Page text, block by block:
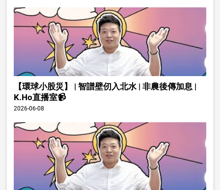
【環球小股災】 | 智譜壁仞入北水 | 非農後傳加息 |
K.Ho直播室📹
2026-06-08